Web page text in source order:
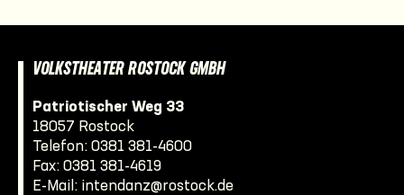
VOLKSTHEATER ROSTOCK GMBH
Patriotischer Weg 33
18057 Rostock
Telefon: 0381 381-4600
Fax: 0381 381-4619
E-Mail: intendanz@rostock.de